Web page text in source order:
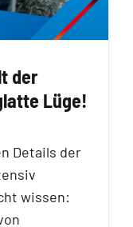
der
Lüge!
Details der
wissen: